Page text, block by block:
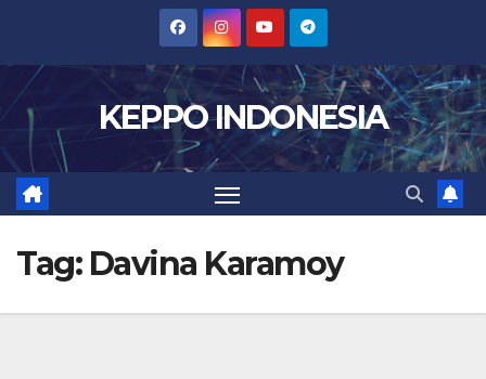
content
KEPPO INDONESIA
Tag: Davina Karamoy